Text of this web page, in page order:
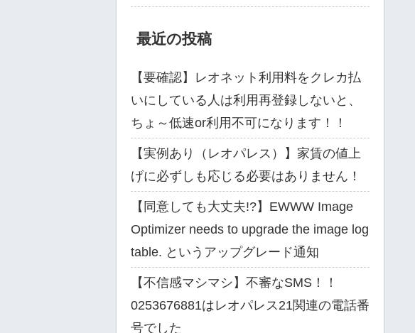
最近の投稿
【要確認】レオネット利用料をクレカ払
いにしている人は利用再登録しないと、
ちょ～低速or利用不可になります！！
【実例あり（レオパレス）】家賃の値上
げに必ずしも応じる必要はありません！
【同意しても大丈夫!?】EWWW Image
Optimizer needs to upgrade the image log
table. というアップグレード通知
【不信感マシマシ】不審なSMS！！
0253676881はレオパレス21関連の電話番
号でした